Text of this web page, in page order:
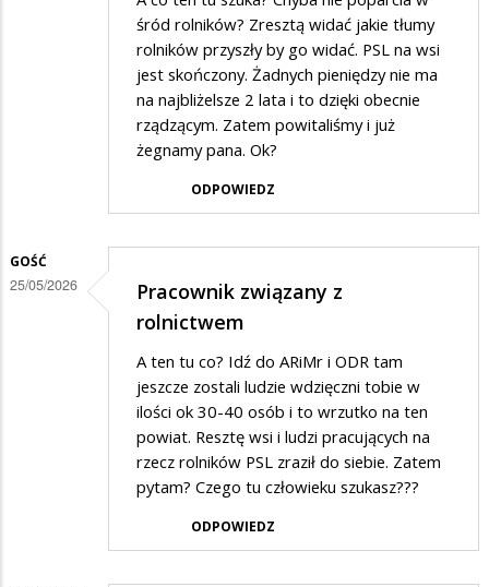
śród rolników? Zresztą widać jakie tłumy
rolników przyszły by go widać. PSL na wsi
jest skończony. Żadnych pieniędzy nie ma
na najbliżelsze 2 lata i to dzięki obecnie
rządzącym. Zatem powitaliśmy i już
żegnamy pana. Ok?
ODPOWIEDZ
GOŚĆ
25/05/2026
Pracownik związany z
rolnictwem
A ten tu co? Idź do ARiMr i ODR tam
jeszcze zostali ludzie wdzięczni tobie w
ilości ok 30-40 osób i to wrzutko na ten
powiat. Resztę wsi i ludzi pracujących na
rzecz rolników PSL zraził do siebie. Zatem
pytam? Czego tu człowieku szukasz???
ODPOWIEDZ